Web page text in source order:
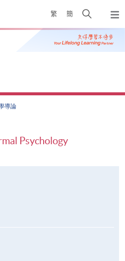
繁 簡
Open
search
panel
導論
Psychology